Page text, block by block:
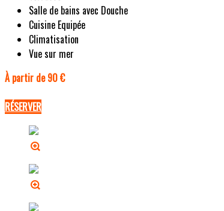
Salle de bains avec Douche
Cuisine Equipée
Climatisation
Vue sur mer
À partir de 90 €
RÉSERVER